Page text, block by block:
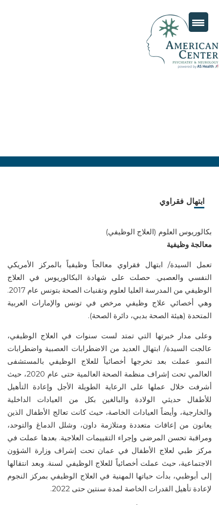
ابتهال فقراوي
بكالوريوس العلوم (العلاج الوظيفي)
معالجة وظيفية
تعمل السيدة/ ابتهال فقراوي معالجاً وظيفياً بالمركز الأمريكي
النفسي والعصبي. حصلت على شهادة البكالوريوس في العلاج
الوظيفي من المدرسة العليا لعلوم وتقنيات الصحة بتونس عام 2017.
وهي أخصائي علاج وظيفي مرخص في تونس والإمارات العربية
المتحدة (هيئة الصحة بدبي، دائرة الصحة).
وعلى مدار خبرتها التي تمتد لست سنوات في العلاج الوظيفي،
عالجت السيدة/ ابتهال العديد من الاضطرابات العصبية واضطرابات
النمو. عملت بعد تخرجها أخصائياً للعلاج الوظيفي بالمستشفى
العالمي تحت إشراف منظمة الصحة العالمية حتى عام 2020، حيث
أشرفت خلال عملها على الرعاية الطويلة الأجل وإعادة التأهيل
للأطفال حديثي الولادة والبالغين بكل من العيادات الداخلية
والخارجية، وأيضاً العيادات الخاصة، حيث كانت تعالج الأطفال الذين
يعانون من إعاقات متعددة ومتلازمة داون، وشلل الدماغ والتوحد،
ومراقبة تحسن المرضى وإجراء التقييمات العلاجية. بعدها عملت في
مركز طبي لعلاج الأطفال في عمان تحت إشراف وزارة الشؤون
الاجتماعية، حيث عملت أخصائياً للعلاج الوظيفي لسنة. وبعد انتقالها
إلى أبوظبي، بدأت حياتها المهنية في العلاج الوظيفي بمركز النجوم
لإعادة تأهيل القدرات الخاصة لمدة سنتين حتى 2022.